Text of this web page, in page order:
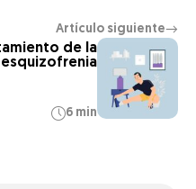
Artículo siguiente→
de la
esquizofrenia
6 min